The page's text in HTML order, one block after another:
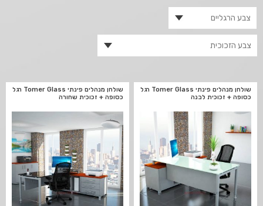
שולחן מנהלים פינתי Tomer Glass רגל
כסופה + זכוכית לבנה
שולחן מנהלים פינתי Tomer Glass רגל
כסופה + זכוכית שחורה